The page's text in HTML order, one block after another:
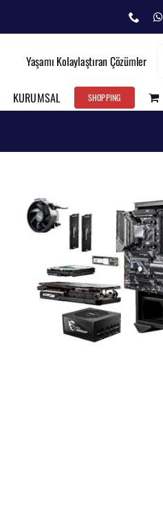
Phone
Yaşamı Kolaylaştıran Çözümler
KURUMSAL SHOPPING